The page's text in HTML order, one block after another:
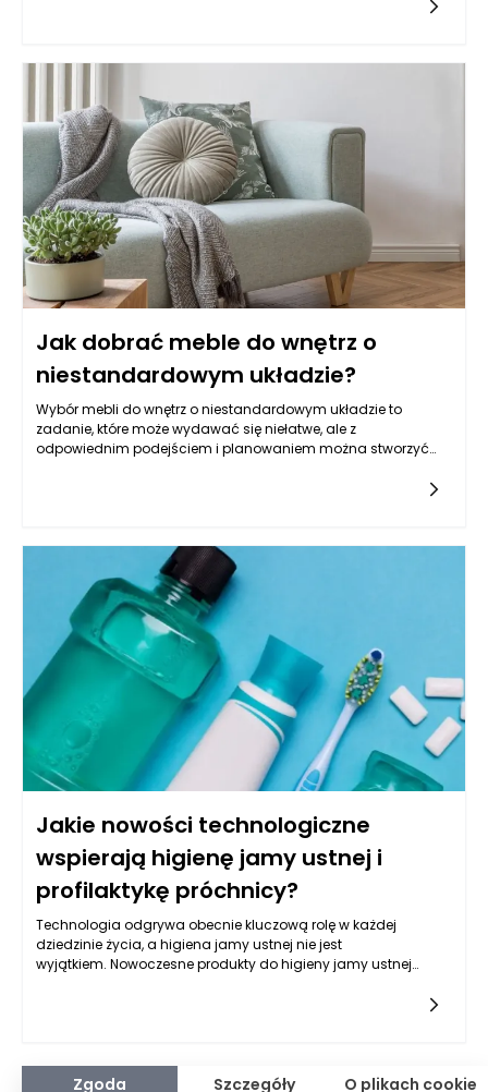
Jak dobrać meble do wnętrz o
niestandardowym układzie?
Wybór mebli do wnętrz o niestandardowym układzie to
zadanie, które może wydawać się niełatwe, ale z
odpowiednim podejściem i planowaniem można stworzyć
szerokość oraz wszelkie dodatkowe elementy, takie jak skosy
lub wnęki. Znając szczegóły, można lepiej wybrać meble, które
będą odpowiednie do danej lokalizacji. Przykładowo, w
pomieszczeniach z nierównymi kątami czy
niestandardowymi wymiarami kluczowe może być
zastosowanie mebli na wymiar, które idealnie wpasują się w
specyfikę wnętrza.
Jakie nowości technologiczne
wspierają higienę jamy ustnej i
profilaktykę próchnicy?
Technologia odgrywa obecnie kluczową rolę w każdej
dziedzinie życia, a higiena jamy ustnej nie jest
wyjątkiem. Nowoczesne produkty do higieny jamy ustnej
łączą się z aplikacjami mobilnymi i oferują użytkownikom
spersonalizowane porady dotyczące techniki szczotkowania
Zgoda Szczegóły O plikach cookie